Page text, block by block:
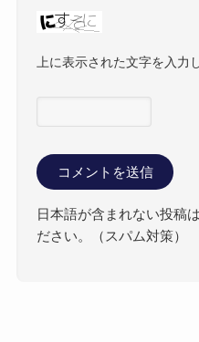
上に表示された文字を入力
日本語が含まれない投稿
ださい。（スパム対策）